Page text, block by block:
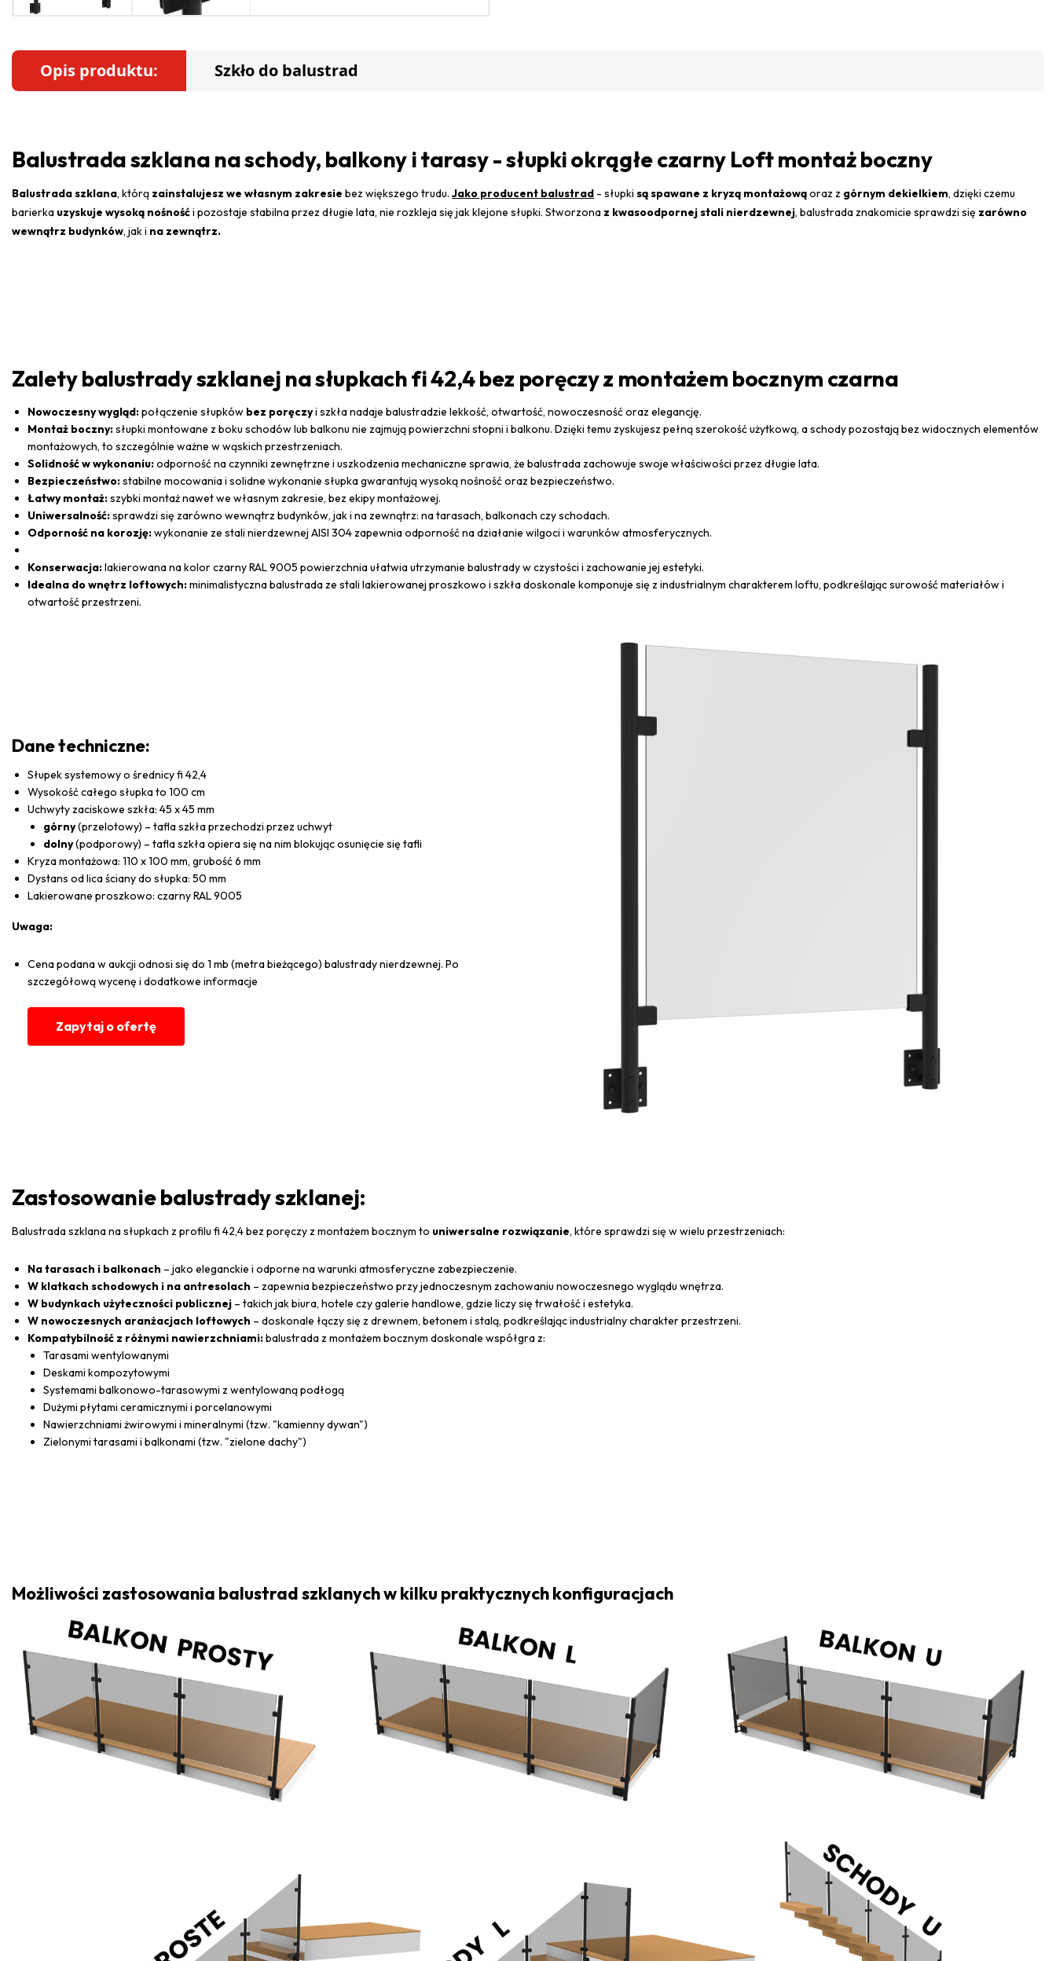
Opis produktu: Szkło do balustrad
Balustrada szklana na schody, balkony i tarasy - słupki okrągłe czarny Loft montaż boczny
Balustrada szklana, którą zainstalujesz we własnym zakresie bez większego trudu. Jako producent balustrad - słupki są spawane z kryzą montażowąoraz z górnym dekielkiem, dzięki czemu
barierka uzyskuje wysoką nośnośći pozostaje stabilna przez długie lata, nie rozkleja się jak klejone słupki. Stworzona z kwasoodpornej stali nierdzewnej, balustrada znakomicie sprawdzi się zarówno
wewnątrz budynków, jak i na zewnątrz.
Zalety balustrady szklanej na słupkach fi 42,4 bez poręczy z montażem bocznym czarna
Nowoczesny wygląd:połączenie słupków bez poręczyi szkła nadaje balustradzie lekkość, otwartość, nowoczesność oraz elegancję.
Montaż boczny:słupki montowane z boku schodów lub balkonu nie zajmują powierzchni stopni i balkonu. Dzięki temu zyskujesz pełną szerokość użytkową, a schody pozostają bez widocznych elementów
montażowych, to szczególnie ważne w wąskich przestrzeniach.
Solidność w wykonaniu:odporność na czynniki zewnętrzne i uszkodzenia mechaniczne sprawia, że balustrada zachowuje swoje właściwości przez długie lata.
Bezpieczeństwo:stabilne mocowania i solidne wykonanie słupka gwarantują wysoką nośność oraz bezpieczeństwo.
Łatwy montaż:szybki montaż nawet we własnym zakresie, bez ekipy montażowej.
Uniwersalność:sprawdzi się zarówno wewnątrz budynków, jak i na zewnątrz: na tarasach, balkonach czy schodach.
Odporność na korozję:wykonanie ze stali nierdzewnej AISI 304 zapewnia odporność na działanie wilgoci i warunków atmosferycznych.
Konserwacja:lakierowana na kolor czarny RAL 9005 powierzchnia ułatwia utrzymanie balustrady w czystości i zachowanie jej estetyki.
Idealna do wnętrz loftowych:minimalistyczna balustrada ze stali lakierowanej proszkowo i szkła doskonale komponuje się z industrialnym charakterem loftu, podkreślając surowość materiałów i
otwartość przestrzeni.
Dane techniczne:
Słupek systemowy o średnicy fi 42,4
Wysokość całego słupka to 100 cm
Uchwyty zaciskowe szkła: 45 x 45 mm
górny(przelotowy) – tafla szkła przechodzi przez uchwyt
dolny(podporowy) – tafla szkła opiera się na nim blokując osunięcie się tafli
Kryza montażowa: 110 x 100 mm, grubość 6 mm
Dystans od lica ściany do słupka: 50 mm
Lakierowane proszkowo: czarny RAL 9005
Uwaga:
Cena podana w aukcji odnosi się do 1 mb (metra bieżącego) balustrady nierdzewnej. Po
szczegółową wycenę i dodatkowe informacje
Zapytaj o ofertę
Zastosowanie balustrady szklanej:
Balustrada szklana na słupkach z profilu fi 42,4 bez poręczy z montażem bocznym to uniwersalne rozwiązanie, które sprawdzi się w wielu przestrzeniach:
Na tarasach i balkonach – jako eleganckie i odporne na warunki atmosferyczne zabezpieczenie.
W klatkach schodowych i na antresolach – zapewnia bezpieczeństwo przy jednoczesnym zachowaniu nowoczesnego wyglądu wnętrza.
W budynkach użyteczności publicznej – takich jak biura, hotele czy galerie handlowe, gdzie liczy się trwałość i estetyka.
W nowoczesnych aranżacjach loftowych – doskonale łączy się z drewnem, betonem i stalą, podkreślając industrialny charakter przestrzeni.
Kompatybilność z różnymi nawierzchniami:balustrada z montażem bocznym doskonale współgra z:
Tarasami wentylowanymi
Deskami kompozytowymi
Systemami balkonowo-tarasowymi z wentylowaną podłogą
Dużymi płytami ceramicznymi i porcelanowymi
Nawierzchniami żwirowymi i mineralnymi (tzw. "kamienny dywan")
Zielonymi tarasami i balkonami (tzw. "zielone dachy")
Możliwości zastosowania balustrad szklanych w kilku praktycznych konfiguracjach